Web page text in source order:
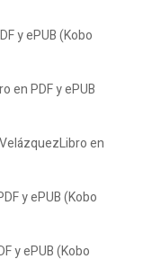
y ePUB (Kobo
en PDF y ePUB
en
y ePUB (Kobo
y ePUB (Kobo